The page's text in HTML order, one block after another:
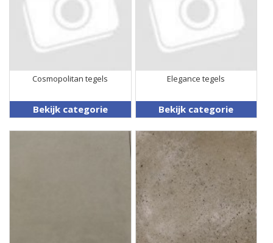
Cosmopolitan tegels
Bekijk categorie
Elegance tegels
Bekijk categorie